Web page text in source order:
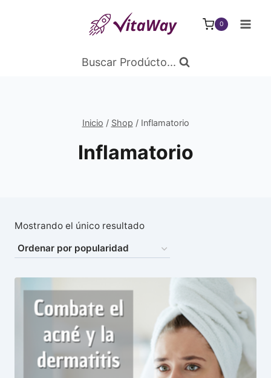
0
Buscar Prodúcto...
Inicio / Shop / Inflamatorio
Inflamatorio
Mostrando el único resultado